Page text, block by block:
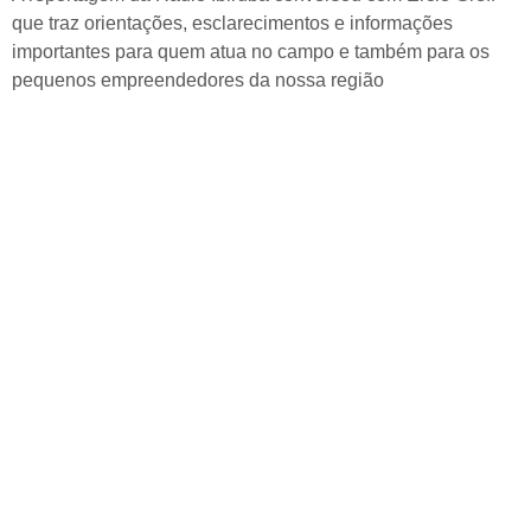
que traz orientações, esclarecimentos e informações
importantes para quem atua no campo e também para os
pequenos empreendedores da nossa região